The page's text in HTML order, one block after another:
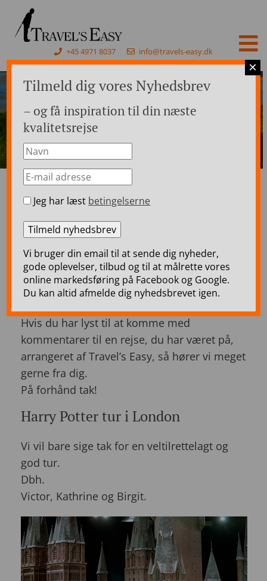
+45 4971 8037 info@travels-easy.dk
Forside>Kunderne siger
Kunderne siger
Her kan du se en håndfuld
udtalelser fra nogle af vores
kunder.
Hvis du har lyst til at komme med
kommentarer til en rejse, du har været på,
arrangeret af Travel’s Easy, så hører vi meget
gerne fra dig.
På forhånd tak!
Harry Potter tur i London
Vi vil bare sige tak for en veltilrettelagt og
god tur.
Dbh.
Victor, Kathrine og Birgit.
Tilmeld dig vores Nyhedsbrev
– og få inspiration til din næste
kvalitetsrejse
Jeg har læst betingelserne
Vi bruger din email til at sende dig nyheder,
gode oplevelser, tilbud og til at målrette vores
online markedsføring på Facebook og Google.
Du kan altid afmelde dig nyhedsbrevet igen.
×